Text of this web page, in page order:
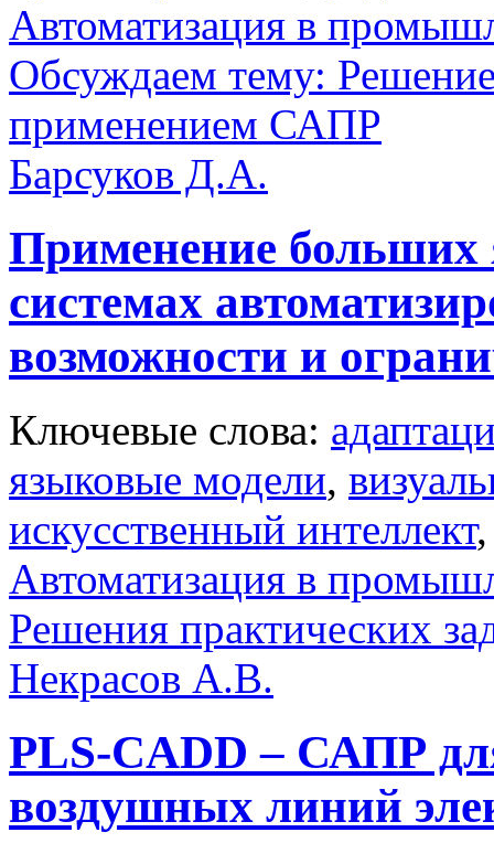
Автоматизация в
Обсуждаем тему:
применением САПР
Барсуков Д.А.
Применение больших
системах
возможности и
Ключевые слова:
языковые модели,
искусственный интеллект
Автоматизация в
Решения практических
Некрасов А.В.
PLS-CADD – САПР
воздушных линий